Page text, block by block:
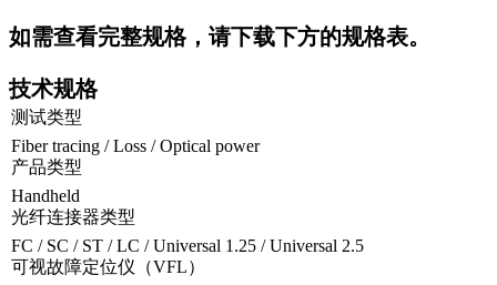
如需查看完整规格，请下载下方的规格表。
技术规格
测试类型
Fiber tracing / Loss / Optical power
产品类型
Handheld
光纤连接器类型
FC / SC / ST / LC / Universal 1.25 / Universal 2.5
可视故障定位仪（VFL）